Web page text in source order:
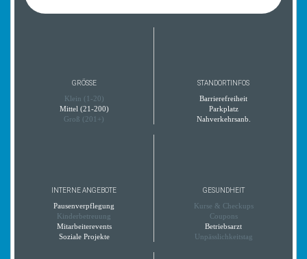
GRÖSSE
Klein (1-20)
Mittel (21-200)
Groß (201+)
STANDORTINFOS
Barrierefreiheit
Parkplatz
Nahverkehrsanb.
INTERNE ANGEBOTE
Pausenverpflegung
Kinderbetreuung
Mitarbeiterevents
Soziale Projekte
GESUNDHEIT
Kurse & Checkups
Coupons
Betriebsarzt
Unpässlichkeitstag